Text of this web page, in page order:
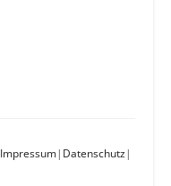
Impressum| Datenschutz|